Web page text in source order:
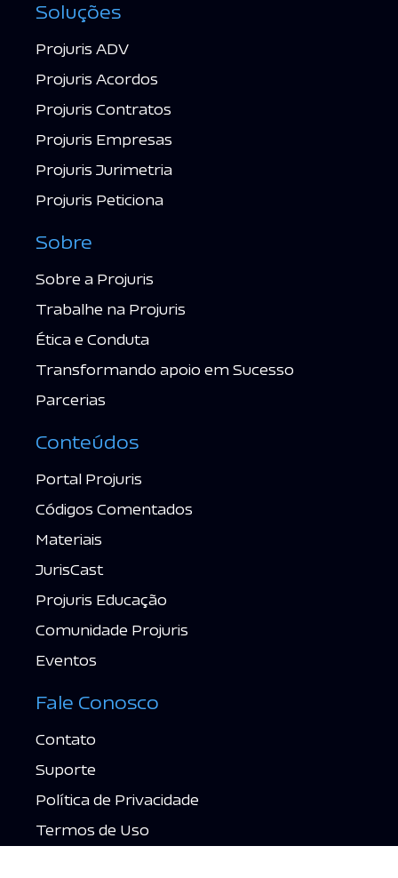
Soluções
Projuris ADV
Projuris Acordos
Projuris Contratos
Projuris Empresas
Projuris Jurimetria
Projuris Peticiona
Sobre
Sobre a Projuris
Trabalhe na Projuris
Ética e Conduta
Transformando apoio em Sucesso
Parcerias
Conteúdos
Portal Projuris
Códigos Comentados
Materiais
JurisCast
Projuris Educação
Comunidade Projuris
Eventos
Fale Conosco
Contato
Suporte
Política de Privacidade
Termos de Uso